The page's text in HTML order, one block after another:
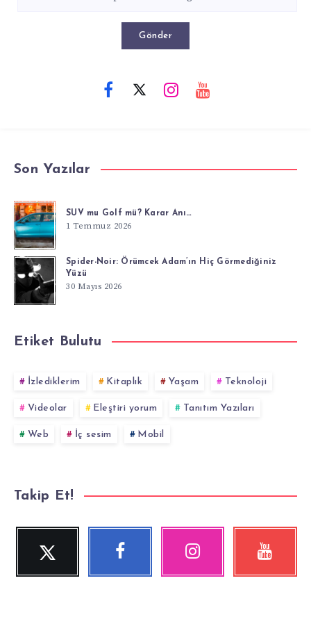
Gönder
Son Yazılar
SUV mu Golf mü? Karar Anı…
1 Temmuz 2026
Spider-Noir: Örümcek Adam’ın Hiç Görmediğiniz
Yüzü
30 Mayıs 2026
Etiket Bulutu
İzlediklerim Kitaplık Yaşam Teknoloji
Videolar Eleştiri yorum Tanıtım Yazıları
Web İç sesim Mobil
Takip Et!
Twitter Facebook Instagram
Fotoğraflarımız!
YouTube
Videolara